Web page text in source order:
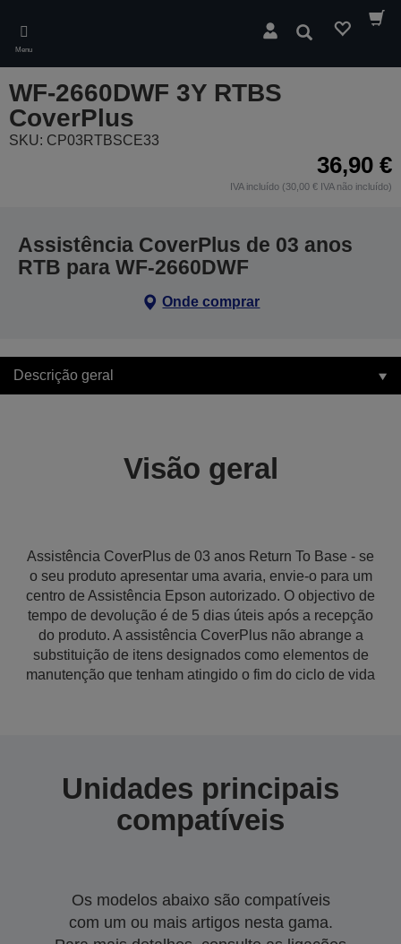
main
content
Menu
Pesquisar
WF-2660DWF 3Y RTBS
CoverPlus
SKU: CP03RTBSCE33
36,90 €
IVA incluído (30,00 € IVA não incluído)
Assistência CoverPlus de 03 anos
RTB para WF-2660DWF
Onde comprar
Descrição geral
Visão geral
Assistência CoverPlus de 03 anos Return To Base - se
o seu produto apresentar uma avaria, envie-o para um
centro de Assistência Epson autorizado. O objectivo de
tempo de devolução é de 5 dias úteis após a recepção
do produto. A assistência CoverPlus não abrange a
substituição de itens designados como elementos de
manutenção que tenham atingido o fim do ciclo de vida
Unidades principais
compatíveis
Os modelos abaixo são compatíveis
com um ou mais artigos nesta gama.